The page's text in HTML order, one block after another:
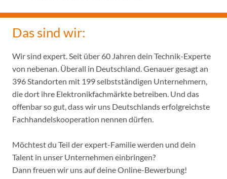
Das sind wir:
Wir sind expert. Seit über 60 Jahren dein Technik-Experte
von nebenan. Überall in Deutschland. Genauer gesagt an
396 Standorten mit 199 selbstständigen Unternehmern,
die dort ihre Elektronikfachmärkte betreiben. Und das
offenbar so gut, dass wir uns Deutschlands erfolgreichste
Fachhandelskooperation nennen dürfen.
Möchtest du Teil der expert-Familie werden und dein
Talent in unser Unternehmen einbringen?
Dann freuen wir uns auf deine Online-Bewerbung!